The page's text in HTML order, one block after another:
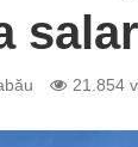
21.854